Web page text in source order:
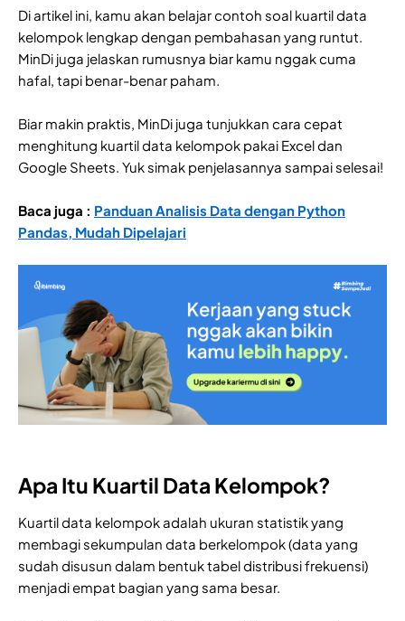
Di artikel ini, kamu akan belajar contoh soal kuartil data
kelompok lengkap dengan pembahasan yang runtut.
MinDi juga jelaskan rumusnya biar kamu nggak cuma
hafal, tapi benar-benar paham.
Biar makin praktis, MinDi juga tunjukkan cara cepat
menghitung kuartil data kelompok pakai Excel dan
Google Sheets. Yuk simak penjelasannya sampai selesai!
Baca juga : Panduan Analisis Data dengan Python
Pandas, Mudah Dipelajari
Apa Itu Kuartil Data Kelompok?
Kuartil data kelompok adalah ukuran statistik yang
membagi sekumpulan data berkelompok (data yang
sudah disusun dalam bentuk tabel distribusi frekuensi)
menjadi empat bagian yang sama besar.